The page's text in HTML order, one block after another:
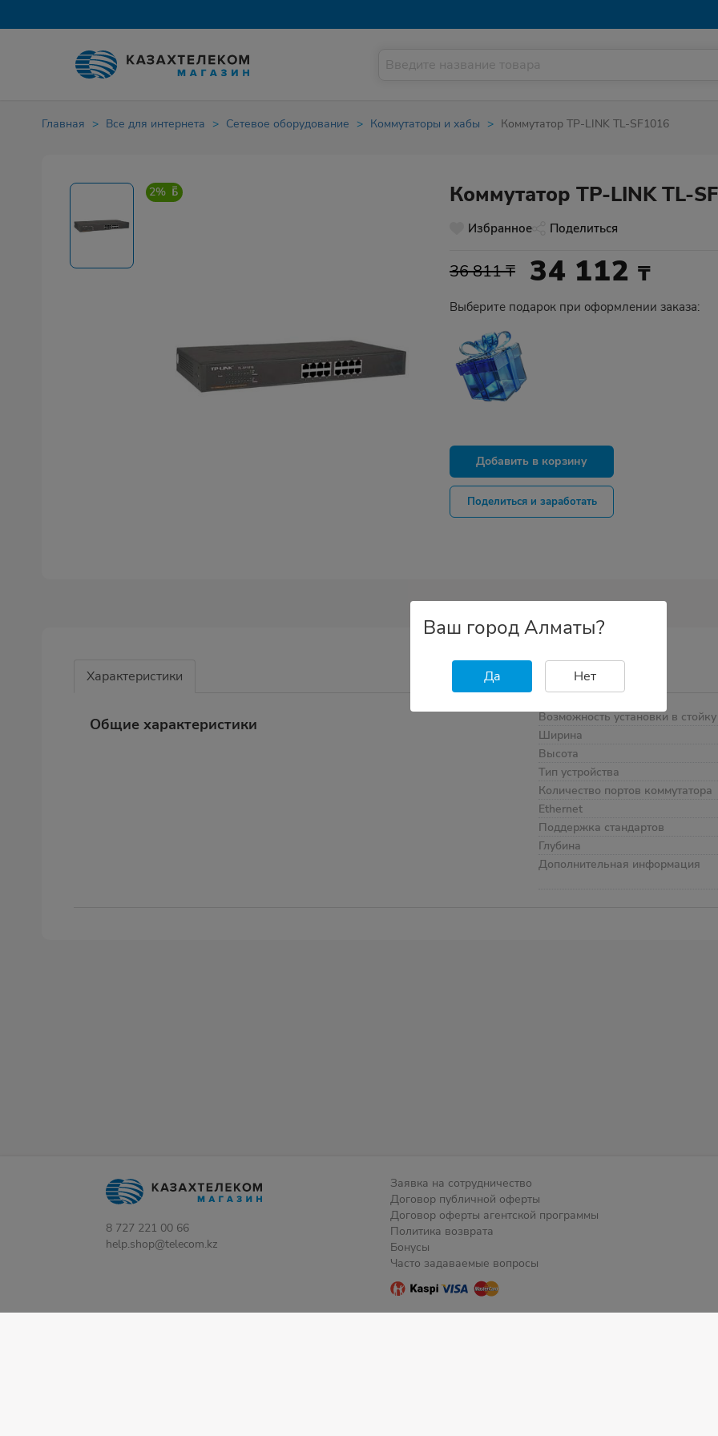
Главная Все для интернета Сетевое оборудование Коммутаторы и хабы Коммутатор TP-LINK TL-SF1016
2% Коммутатор TP-LINK TL-
Избранное Поделиться
36 811 ₸ 34 112₸
Выберите подарок при оформлении заказа:
Добавить в корзину
Поделиться и заработать
Характеристики
Общие характеристики
Возможность установки в стойку
Ширина
Высота
Тип устройства
Количество портов коммутатора
Ethernet
Поддержка стандартов
Глубина
Дополнительная информация
8 727 221 00 66
help.shop@telecom.kz
Заявка на сотрудничество
Договор публичной оферты
Договор оферты агентской программы
Политика возврата
Бонусы
Часто задаваемые вопросы
Ваш город Алматы?
Да Нет